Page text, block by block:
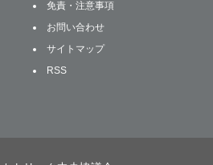
免責・注意事項
お問い合わせ
サイトマップ
RSS